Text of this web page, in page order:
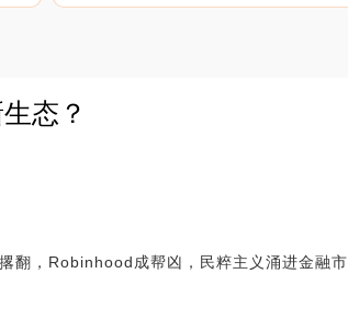
态？
翻，Robinhood成帮凶，民粹主义涌进金融市